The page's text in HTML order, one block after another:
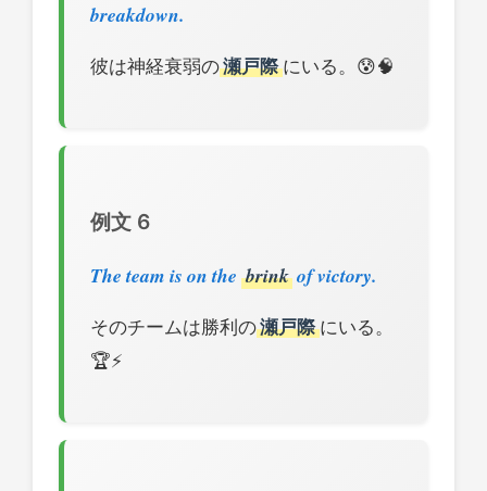
breakdown.
彼は神経衰弱の瀬戸際にいる。😰🧠
例文 6
The team is on the brink of victory.
そのチームは勝利の瀬戸際にいる。
🏆⚡